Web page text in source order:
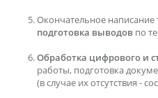
Окончательное написание
подготовка выводов по
Обработка цифрового и
работы, подготовка
(в случае их отсутствия -